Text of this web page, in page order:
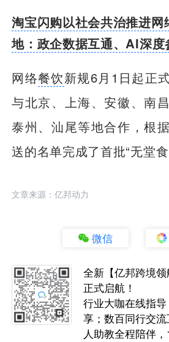
淘宝闪购以社会共治推进网
地：政企数据互通、AI深度
网络餐饮新规6月1日起正
与北京、上海、安徽、南
泰州、汕尾等地合作，根
送的名单完成了首批“无堂食
文章来源：亿邦动力
微信
全新【亿邦跨境
正式启航！
行业大咖在线指
享；数百同行交
人助教全程陪伴，